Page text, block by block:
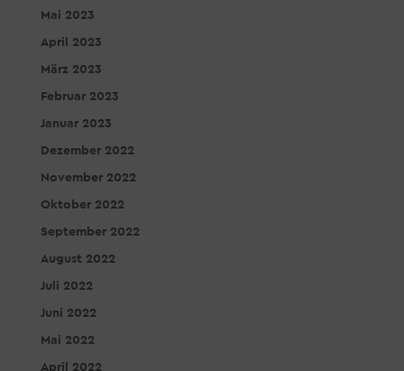
Mai 2023
April 2023
März 2023
Februar 2023
Januar 2023
Dezember 2022
November 2022
Oktober 2022
September 2022
August 2022
Juli 2022
Juni 2022
Mai 2022
April 2022